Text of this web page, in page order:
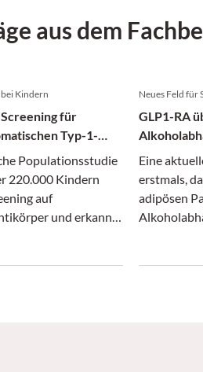
aus dem
Kindern
für
Typ-1-
Populationsstudie
220.000 Kindern
auf
und erkannte
Neues Feld für
GLP1-RA
Eine
erstmals,
adipösen